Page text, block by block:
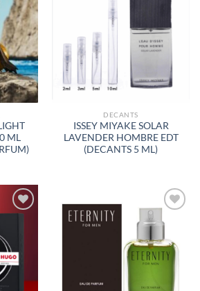
LA
LISTA
DE
ML
DE
DESEOS
DECANTS
ISSEY MIYAKE SOLAR
LAVENDER HOMBRE EDT
(DECANTS 5 ML)
LA
LISTA
DE
AÑADIR
LISTA
DE